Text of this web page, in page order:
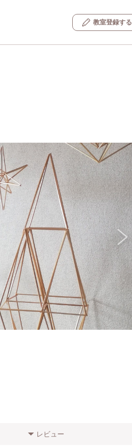
教室登録する
レビュー